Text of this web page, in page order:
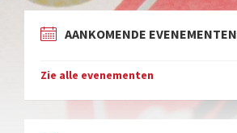
AANKOMENDE EVENEMENTEN
Zie alle evenementen